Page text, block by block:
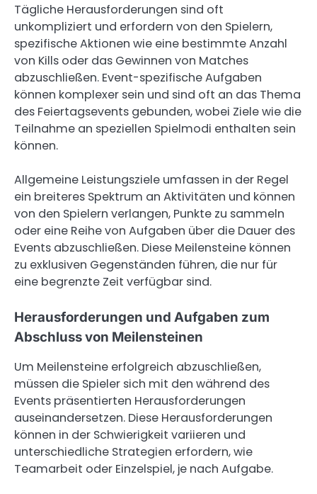
Tägliche Herausforderungen sind oft
unkompliziert und erfordern von den Spielern,
spezifische Aktionen wie eine bestimmte Anzahl
von Kills oder das Gewinnen von Matches
abzuschließen. Event-spezifische Aufgaben
können komplexer sein und sind oft an das Thema
des Feiertagsevents gebunden, wobei Ziele wie die
Teilnahme an speziellen Spielmodi enthalten sein
können.
Allgemeine Leistungsziele umfassen in der Regel
ein breiteres Spektrum an Aktivitäten und können
von den Spielern verlangen, Punkte zu sammeln
oder eine Reihe von Aufgaben über die Dauer des
Events abzuschließen. Diese Meilensteine können
zu exklusiven Gegenständen führen, die nur für
eine begrenzte Zeit verfügbar sind.
Herausforderungen und Aufgaben zum
Abschluss von Meilensteinen
Um Meilensteine erfolgreich abzuschließen,
müssen die Spieler sich mit den während des
Events präsentierten Herausforderungen
auseinandersetzen. Diese Herausforderungen
können in der Schwierigkeit variieren und
unterschiedliche Strategien erfordern, wie
Teamarbeit oder Einzelspiel, je nach Aufgabe.